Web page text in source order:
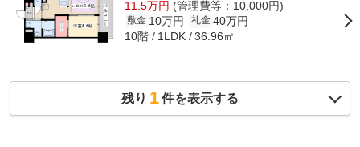
11.5万円 (管理費等：10,000円)
敷金 10万円 礼金 40万円
10階 1LDK 36.96㎡
残り 1件を表示する